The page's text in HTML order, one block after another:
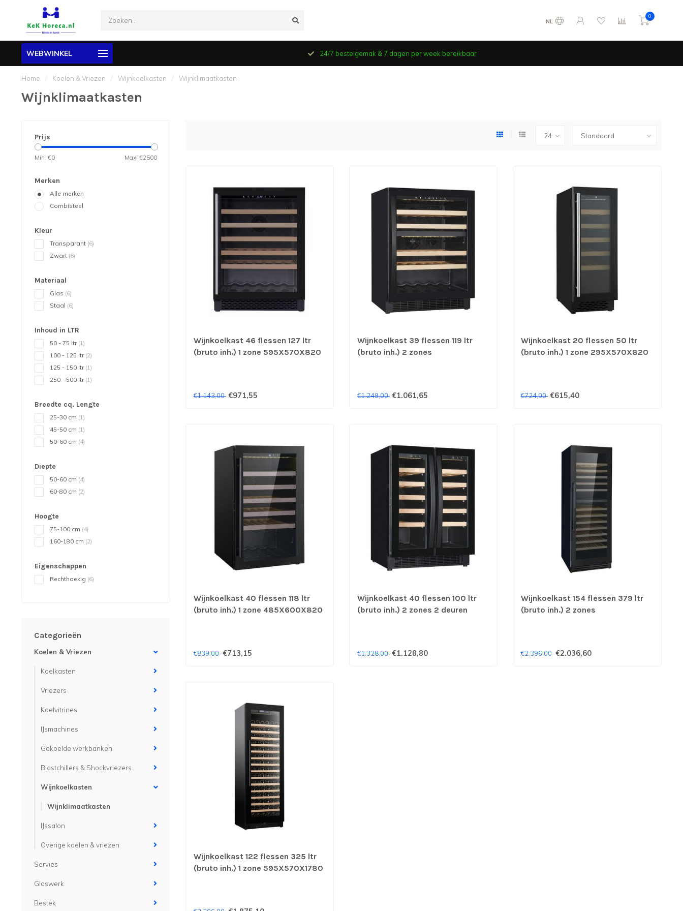
NL
0
WEBWINKEL 24/7 bestelgemak & 7 dagen per week bereikbaar
Home / Koelen & Vriezen / Wijnkoelkasten / Wijnklimaatkasten
Wijnklimaatkasten
Prijs
Min: €0 Max: €2500
Merken
Alle merken
Combisteel
Kleur
Transparant (6)
Zwart (6)
Materiaal
Glas (6)
Staal (6)
Inhoud in LTR
50 - 75 ltr (1)
100 - 125 ltr (2)
125 - 150 ltr (1)
250 - 500 ltr (1)
Breedte cq. Lengte
25-30 cm (1)
45-50 cm (1)
50-60 cm (4)
Diepte
50-60 cm (4)
60-80 cm (2)
Hoogte
75-100 cm (4)
160-180 cm (2)
Eigenschappen
Rechthoekig (6)
Categorieën
Koelen & Vriezen
Koelkasten
Vriezers
Koelvitrines
IJsmachines
Gekoelde werkbanken
Blastchillers & Shockvriezers
Wijnkoelkasten
Wijnklimaatkasten
IJssalon
Overige koelen & vriezen
Servies
Glaswerk
Bestek
Wijnkoelkast 46 flessen 127 ltr
(bruto inh.) 1 zone 595X570X820
€1.143,00 €971,55
Wijnkoelkast 39 flessen 119 ltr
(bruto inh.) 2 zones
€1.249,00 €1.061,65
Wijnkoelkast 20 flessen 50 ltr
(bruto inh.) 1 zone 295X570X820
€724,00 €615,40
Wijnkoelkast 40 flessen 118 ltr
(bruto inh.) 1 zone 485X600X820
€839,00 €713,15
Wijnkoelkast 40 flessen 100 ltr
(bruto inh.) 2 zones 2 deuren
€1.328,00 €1.128,80
Wijnkoelkast 154 flessen 379 ltr
(bruto inh.) 2 zones
€2.396,00 €2.036,60
Wijnkoelkast 122 flessen 325 ltr
(bruto inh.) 1 zone 595X570X1780